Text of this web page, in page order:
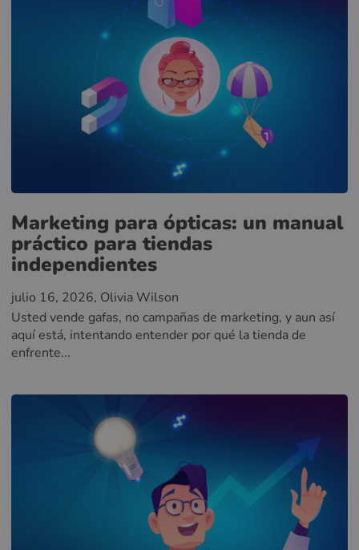
Marketing para ópticas: un manual
práctico para tiendas
independientes
julio 16, 2026, Olivia Wilson
Usted vende gafas, no campañas de marketing, y aun así
aquí está, intentando entender por qué la tienda de
enfrente...